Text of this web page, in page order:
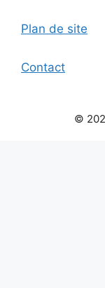
Plan de site
Contact
©